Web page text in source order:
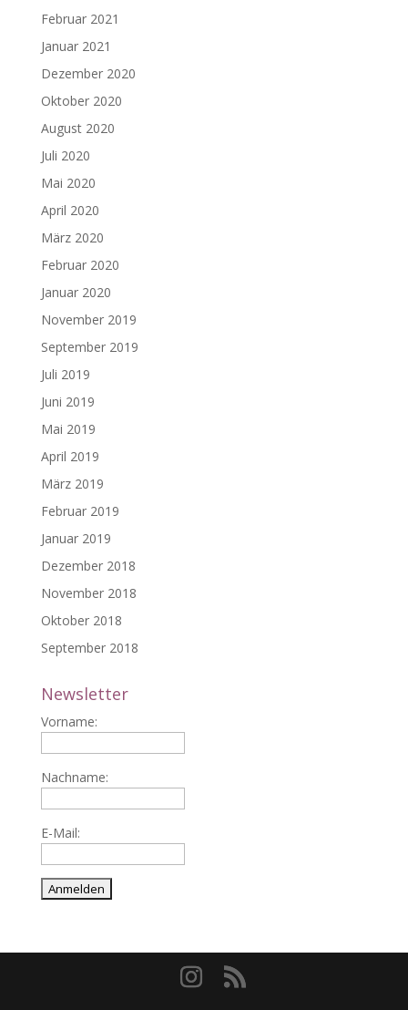
Februar 2021
Januar 2021
Dezember 2020
Oktober 2020
August 2020
Juli 2020
Mai 2020
April 2020
März 2020
Februar 2020
Januar 2020
November 2019
September 2019
Juli 2019
Juni 2019
Mai 2019
April 2019
März 2019
Februar 2019
Januar 2019
Dezember 2018
November 2018
Oktober 2018
September 2018
Newsletter
Vorname:
Nachname:
E-Mail: